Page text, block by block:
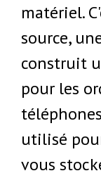
matériel.
source,
construit
pour les
utilisé
vous